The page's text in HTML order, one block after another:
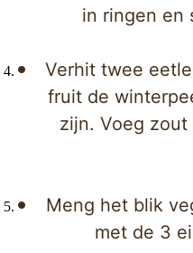
in ringen en
Verhit twee
fruit de
zijn. Voeg zout
Meng het blik
met de 3